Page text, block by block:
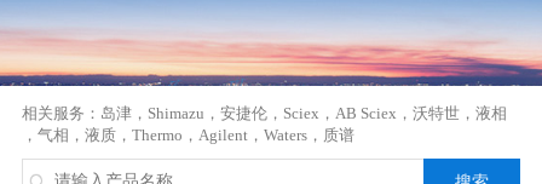
相关服务： 岛津， Shimazu ， 安捷伦， Sciex ， AB Sciex ， 沃特世， 液相
， 气相 ， 液质， Thermo ， Agilent ， Waters， 质谱